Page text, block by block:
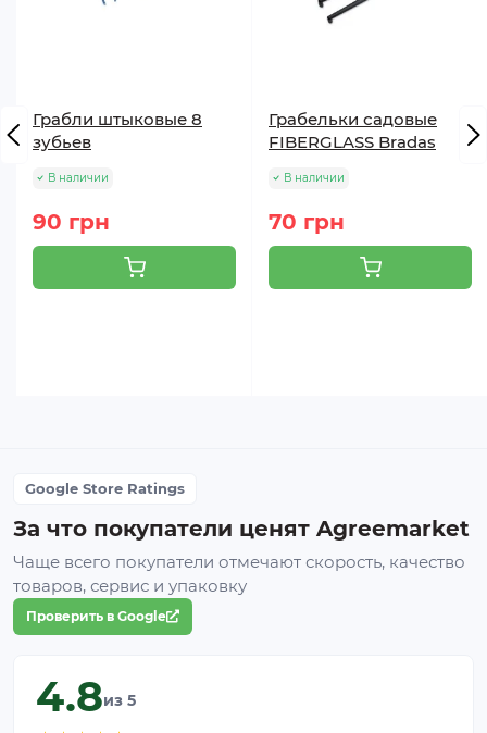
Грабли штыковые 8
зубьев
В наличии
90 грн
Грабельки садовые
FIBERGLASS Bradas
В наличии
70 грн
Google Store Ratings
За что покупатели ценят Agreemarket
Чаще всего покупатели отмечают скорость, качество
товаров, сервис и упаковку
Проверить в Google
4.8из 5